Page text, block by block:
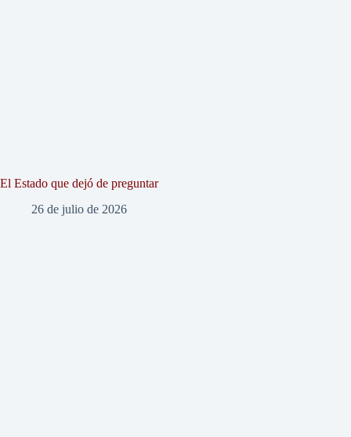
El Estado que dejó de preguntar
26 de julio de 2026